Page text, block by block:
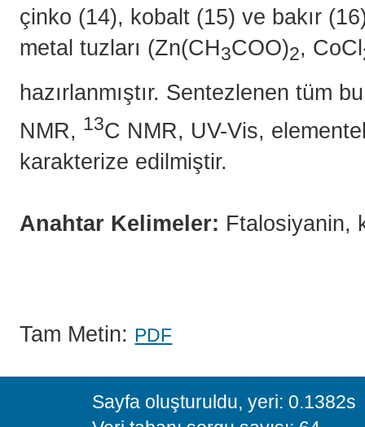
çinko (14), kobalt (15) ve bakır
metal tuzları (Zn(CH3COO)2, CoCl
hazırlanmıştır. Sentezlenen tüm
NMR, 13C NMR, UV-Vis,
karakterize edilmiştir.
Anahtar Kelimeler: Ftalosiyanin,
Tam Metin: PDF
Sayfa oluşturuldu, yeri: 0.1382s